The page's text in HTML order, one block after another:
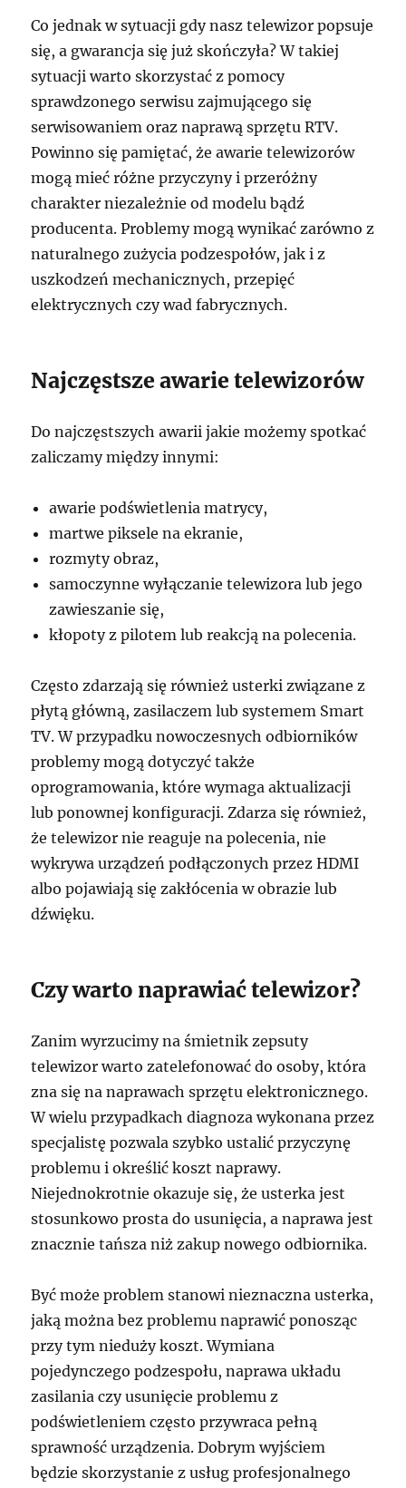
Co jednak w sytuacji gdy nasz telewizor popsuje
się, a gwarancja się już skończyła? W takiej
sytuacji warto skorzystać z pomocy
sprawdzonego serwisu zajmującego się
serwisowaniem oraz naprawą sprzętu RTV.
Powinno się pamiętać, że awarie telewizorów
mogą mieć różne przyczyny i przeróżny
charakter niezależnie od modelu bądź
producenta. Problemy mogą wynikać zarówno z
naturalnego zużycia podzespołów, jak i z
uszkodzeń mechanicznych, przepięć
elektrycznych czy wad fabrycznych.
Najczęstsze awarie telewizorów
Do najczęstszych awarii jakie możemy spotkać
zaliczamy między innymi:
awarie podświetlenia matrycy,
martwe piksele na ekranie,
rozmyty obraz,
samoczynne wyłączanie telewizora lub jego
zawieszanie się,
kłopoty z pilotem lub reakcją na polecenia.
Często zdarzają się również usterki związane z
płytą główną, zasilaczem lub systemem Smart
TV. W przypadku nowoczesnych odbiorników
problemy mogą dotyczyć także
oprogramowania, które wymaga aktualizacji
lub ponownej konfiguracji. Zdarza się również,
że telewizor nie reaguje na polecenia, nie
wykrywa urządzeń podłączonych przez HDMI
albo pojawiają się zakłócenia w obrazie lub
dźwięku.
Czy warto naprawiać telewizor?
Zanim wyrzucimy na śmietnik zepsuty
telewizor warto zatelefonować do osoby, która
zna się na naprawach sprzętu elektronicznego.
W wielu przypadkach diagnoza wykonana przez
specjalistę pozwala szybko ustalić przyczynę
problemu i określić koszt naprawy.
Niejednokrotnie okazuje się, że usterka jest
stosunkowo prosta do usunięcia, a naprawa jest
znacznie tańsza niż zakup nowego odbiornika.
Być może problem stanowi nieznaczna usterka,
jaką można bez problemu naprawić ponosząc
przy tym nieduży koszt. Wymiana
pojedynczego podzespołu, naprawa układu
zasilania czy usunięcie problemu z
podświetleniem często przywraca pełną
sprawność urządzenia. Dobrym wyjściem
będzie skorzystanie z usług profesjonalnego